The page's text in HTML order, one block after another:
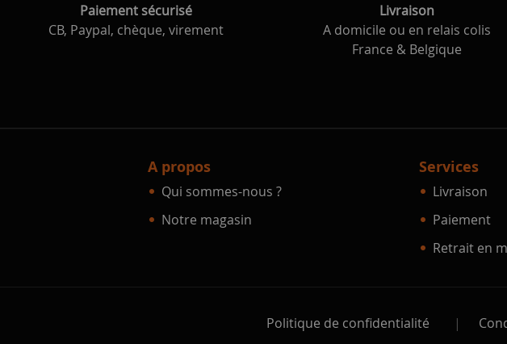
Paiement sécurisé
CB, Paypal, chèque, virement
Livraison
A domicile ou en relais colis
France & Belgique
A propos
Qui sommes-nous ?
Notre magasin
Services
Livraison
Paiement
Retrait en
Politique de confidentialité |